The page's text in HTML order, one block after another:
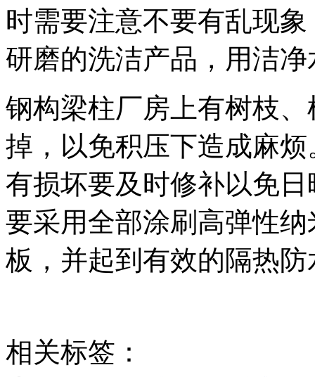
时需要注意不要有乱现
研磨的洗洁产品，用洁
钢构梁柱厂房上有树枝
掉，以免积压下造成麻
有损坏要及时修补以免
要采用全部涂刷高弹性
板，并起到有效的隔热
相关标签：